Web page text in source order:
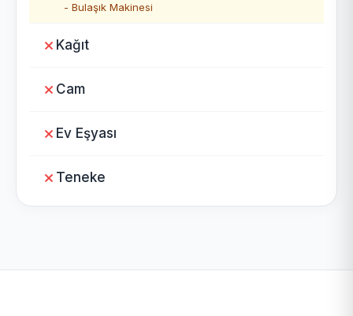
- Bulaşık Makinesi
Kağıt
Cam
Ev Eşyası
Teneke